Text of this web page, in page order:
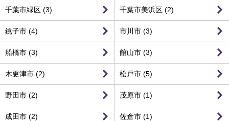
千葉市緑区 (3) 千葉市美浜区 (2)
銚子市 (4) 市川市 (3)
船橋市 (3) 館山市 (3)
木更津市 (2) 松戸市 (5)
野田市 (2) 茂原市 (1)
成田市 (2) 佐倉市 (1)